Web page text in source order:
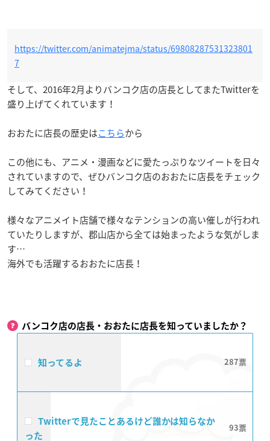
https://twitter.com/animatejma/status/69808287531323801
7
そして、2016年2月よりバンコク店の店長としてまたTwitterを
盛り上げてくれています！
おおたに店長の歴史はこちらから
この他にも、アニメ・漫画などに愛たっぷりなツイートを日々
されていますので、ぜひバンコク店のおおたに店長をチェック
してみてください！
様々なアニメイト店舗で様々なテンションの高い催しが行われ
ていたりしますが、郡山店から全ては始まったような気がしま
す…
海外でも活躍するおおたに店長！
バンコク店の店長・おおたに店長を知っていましたか？
知ってるよ 287
Twitterで見たことあるけど誰かは知らなか
った
93